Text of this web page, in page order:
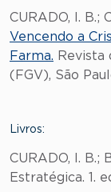
CURADO, I. B.;
Vencendo a
Farma. Revista
(FGV), São
Livros:
CURADO, I. B.;
Estratégica. 1.